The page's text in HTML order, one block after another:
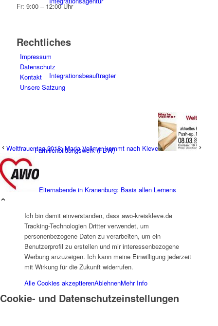
Integrationsbeauftragter
Familienbildungswerk (FBW)
Frauenhaus
Kinder und Jugend
Fr: 9:00 – 12:00 Uhr
Rechtliches
Impressum
Datenschutz
Kontakt
Unsere Satzung
Weltfrauentag 2018: Maria Vollmer kommt nach Kleve
Elternabende in Kranenburg: Basis allen Lernens
Ich bin damit einverstanden, dass awo-kreiskleve.de
Tracking-Technologien Dritter verwendet, um
personenbezogene Daten zu verarbeiten, um ein
Benutzerprofil zu erstellen und mir interessenbezogene
Werbung anzuzeigen. Ich kann meine Einwilligung jederzeit
mit Wirkung für die Zukunft widerrufen.
Alle Cookies akzeptierenAblehnenMehr Info
Cookie- und Datenschutzeinstellungen